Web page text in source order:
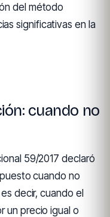
del método
significativas en la
cuando no
59/2017 declaró
cuando no
decir, cuando el
un precio igual o